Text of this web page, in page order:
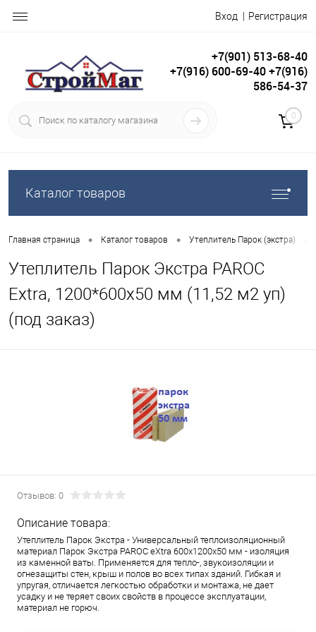
Вход Регистрация
+7(901) 513-68-40
+7(916) 600-69-40 +7(916)
586-54-37
0
Каталог товаров
Главная страница • Каталог товаров • Утеплитель Парок (экстра)
Утеплитель Парок Экстра PAROC
Extra, 1200*600х50 мм (11,52 м2 уп)
(под заказ)
Отзывов: 0
Описание товара:
Утеплитель Парок Экстра - Универсальный теплоизоляционный
материал Парок Экстра PAROC eXtra 600х1200х50 мм - изоляция
из каменной ваты. Применяется для тепло-, звукоизоляции и
огнезащиты стен, крыш и полов во всех типах зданий. Гибкая и
упругая, отличается легкостью обработки и монтажа, не дает
усадку и не теряет своих свойств в процессе эксплуатации,
материал не горюч.